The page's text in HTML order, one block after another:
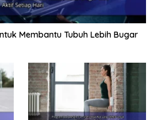
Membantu Tubuh Lebih Bugar